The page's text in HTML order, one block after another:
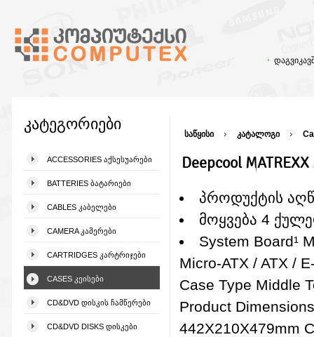
კატეგორიები
ACCESSORIES ᲐᲥᲡᲔᲡᲣᲐᲠᲔᲑᲘ
BATTERIES ᲑᲐᲢᲐᲠᲘᲔᲑᲘ
CABLES ᲙᲐᲑᲔᲚᲔᲑᲘ
CAMERA ᲙᲐᲛᲔᲠᲔᲑᲘ
CARTRIDGES ᲙᲐᲠᲢᲠᲘᲯᲔᲑᲘ
CASES ᲙᲔᲘᲡᲔᲑᲘ
CD&DVD ᲓᲘᲡᲙᲘᲡ ᲩᲐᲛᲬᲔᲠᲔᲑᲘ
CD&DVD DISKS ᲓᲘᲡᲙᲔᲑᲘ
საწყისი კატალოგი
Deepcool
პროდუქტის
მოყვება 4
System Board¹
Micro-ATX / ATX /
Case Type Middle
Product Dimensions
442X210X479mm